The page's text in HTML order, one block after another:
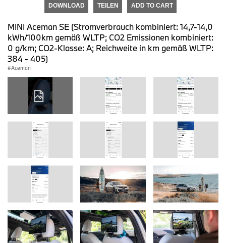
DOWNLOAD TEILEN ADD TO CART
MINI Aceman SE (Stromverbrauch kombiniert: 14,7-14,0
kWh/100km gemäß WLTP; CO2 Emissionen kombiniert:
0 g/km; CO2-Klasse: A; Reichweite in km gemäß WLTP:
384 - 405)
Aceman